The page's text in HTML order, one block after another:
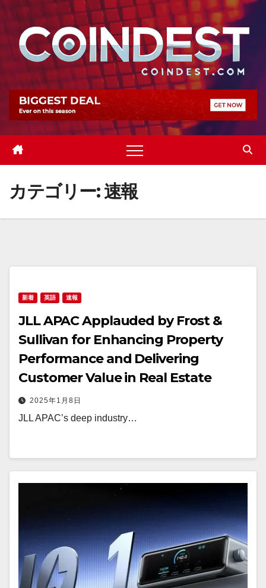
Skip
content
カテゴリー:速報
新着 英語 速報
JLL APAC Applauded by Frost &
Sullivan for Enhancing Property
Performance and Delivering
Customer Value in Real Estate
2025年1月8日
JLL APAC’s deep industry…